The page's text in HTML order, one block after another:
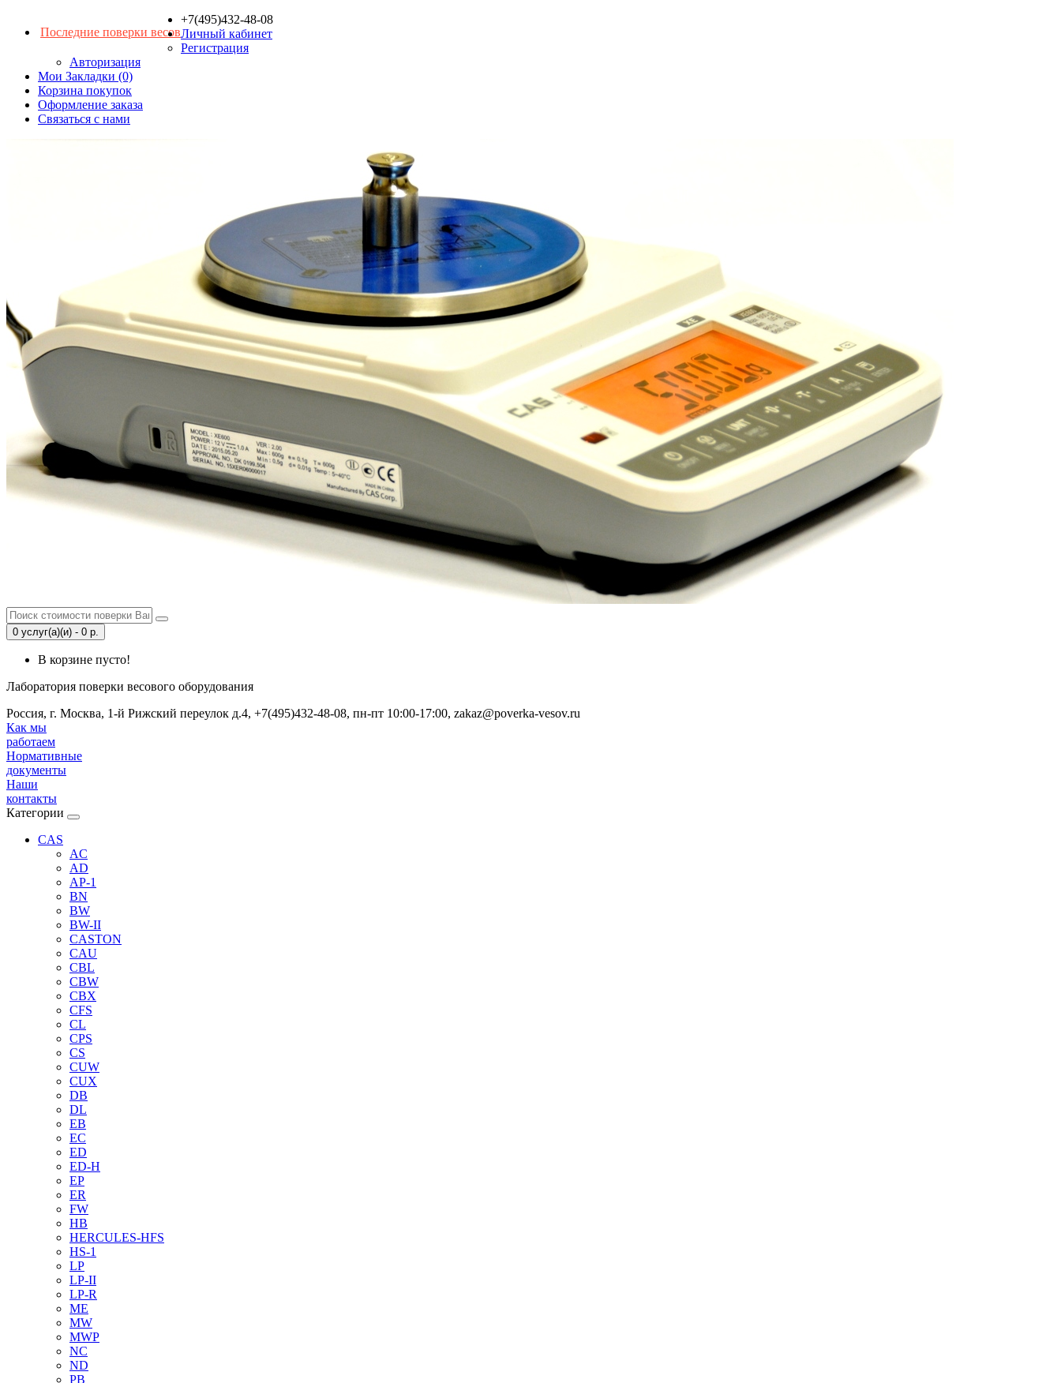
Последние поверки весов
+7(495)432-48-08
Личный кабинет
Регистрация
Авторизация
Мои Закладки (0)
Корзина покупок
Оформление заказа
Связаться с нами
0 услуг(а)(и) - 0 р.
В корзине пусто!
Лаборатория поверки весового оборудования
Россия, г. Москва, 1-й Рижский переулок д.4, +7(495)432-48-08, пн-пт 10:00-17:00, zakaz@poverka-vesov.ru
Как мы
работаем
Нормативные
документы
Наши
контакты
Категории
CAS
AC
AD
AP-1
BN
BW
BW-II
CASTON
CAU
CBL
CBW
CBX
CFS
CL
CPS
CS
CUW
CUX
DB
DL
EB
EC
ED
ED-H
EP
ER
FW
HB
HERCULES-HFS
HS-1
LP
LP-II
LP-R
ME
MW
MWP
NC
ND
PB